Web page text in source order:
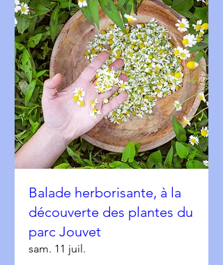
Balade herborisante, à la
découverte des plantes du
parc Jouvet
sam. 11 juil.